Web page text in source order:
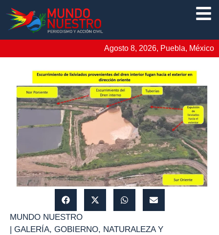
Agosto 8, 2026, Puebla, México
MUNDO NUESTRO
| GALERÍA, GOBIERNO, NATURALEZA Y